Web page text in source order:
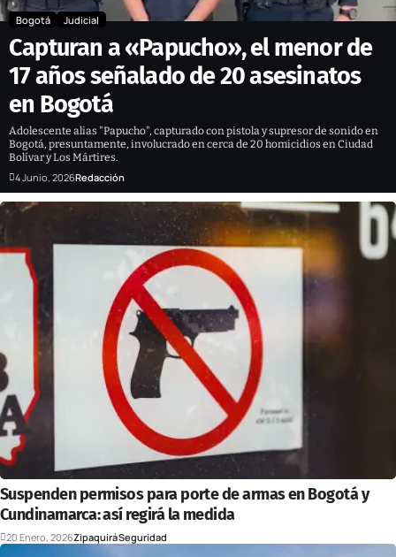
Bogotá Judicial
Capturan a «Papucho», el menor de
17 años señalado de 20 asesinatos
en Bogotá
Adolescente alias "Papucho", capturado con pistola y supresor de sonido en
Bogotá, presuntamente, involucrado en cerca de 20 homicidios en Ciudad
Bolívar y Los Mártires.
4 Junio, 2026Redacción
Suspenden permisos para porte de armas en Bogotá y
Cundinamarca: así regirá la medida
20 Enero, 2026ZipaquiráSeguridad